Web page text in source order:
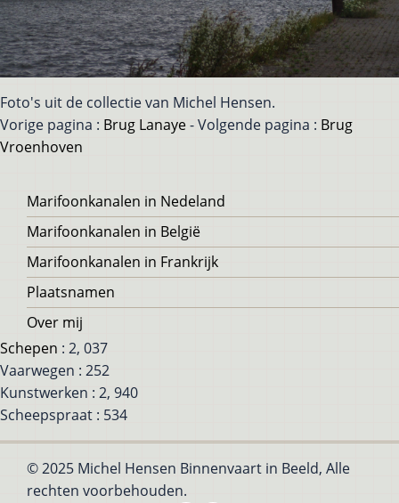
Foto's uit de collectie van Michel Hensen.
Vorige pagina : Brug Lanaye- Volgende pagina : Brug
Vroenhoven
Voet
Marifoonkanalen in Nedeland
Marifoonkanalen in België
Marifoonkanalen in Frankrijk
Plaatsnamen
Over mij
Schepen : 2, 037
Vaarwegen : 252
Kunstwerken : 2, 940
Scheepspraat : 534
© 2025 Michel Hensen Binnenvaart in Beeld, Alle
rechten voorbehouden.